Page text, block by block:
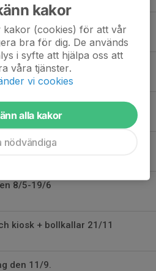
till A-lags matchen 7 augusti
7 augusti
för kiosken.
föräldrar i P12
8/5-19/6
kiosk + bollkallar 21/11
den 11/9.
kakor
kakor (cookies) för att vår
bra för dig. De används
i syfte att hjälpa oss att
våra tjänster.
vi cookies
alla kakor
nödvändiga